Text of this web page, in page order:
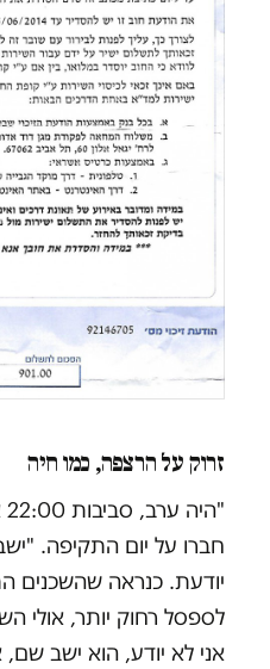
זרוק על הרצפה, כמו חיה
חברו על יום התקיפה.
יודעת. כנראה שהשכנים
לספסל רחוק יותר, אולי
אני לא יודע, הוא ישב שם,